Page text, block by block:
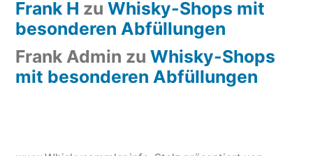
Frank H zu Whisky-Shops mit
besonderen Abfüllungen
Frank Admin zu Whisky-Shops
mit besonderen Abfüllungen